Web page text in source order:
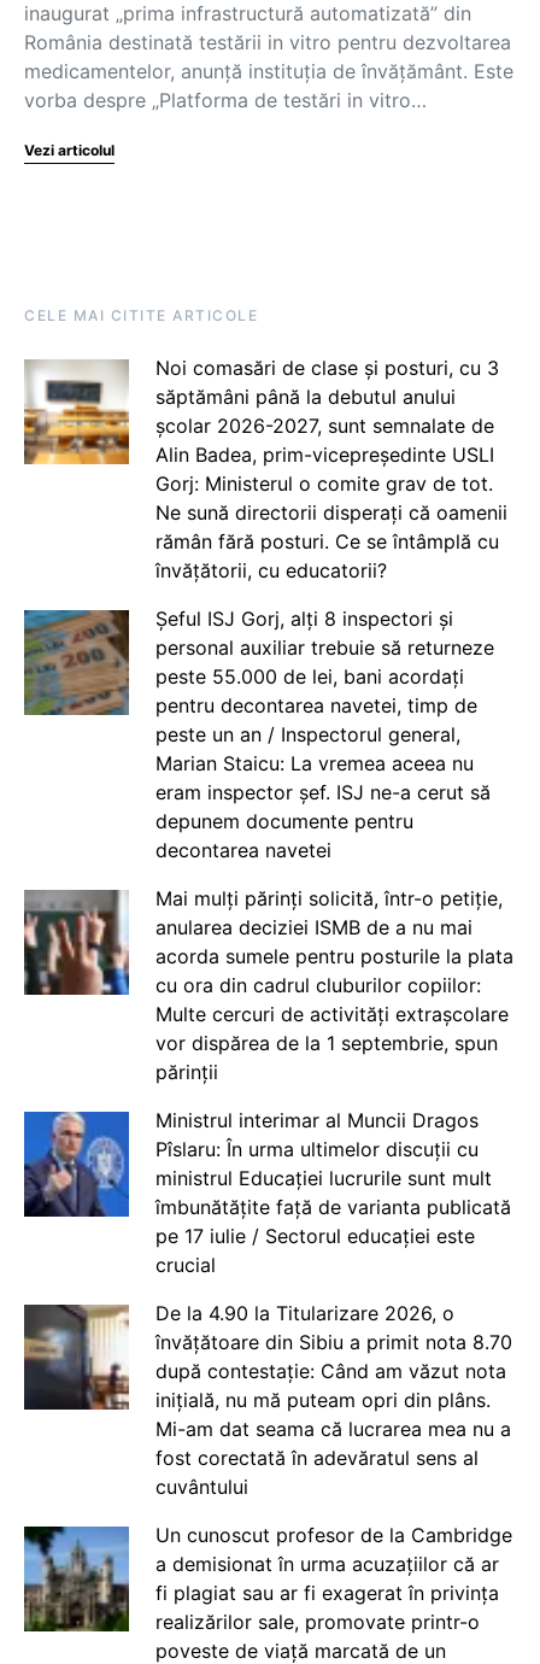
inaugurat „prima infrastructură automatizată” din
România destinată testării in vitro pentru dezvoltarea
medicamentelor, anunță instituția de învățământ. Este
vorba despre „Platforma de testări in vitro…
Vezi articolul
CELE MAI CITITE ARTICOLE
Noi comasări de clase și posturi, cu 3
săptămâni până la debutul anului
școlar 2026-2027, sunt semnalate de
Alin Badea, prim-vicepreședinte USLI
Gorj: Ministerul o comite grav de tot.
Ne sună directorii disperați că oamenii
rămân fără posturi. Ce se întâmplă cu
învățătorii, cu educatorii?
Șeful ISJ Gorj, alți 8 inspectori și
personal auxiliar trebuie să returneze
peste 55.000 de lei, bani acordați
pentru decontarea navetei, timp de
peste un an / Inspectorul general,
Marian Staicu: La vremea aceea nu
eram inspector șef. ISJ ne-a cerut să
depunem documente pentru
decontarea navetei
Mai mulți părinți solicită, într-o petiție,
anularea deciziei ISMB de a nu mai
acorda sumele pentru posturile la plata
cu ora din cadrul cluburilor copiilor:
Multe cercuri de activități extrașcolare
vor dispărea de la 1 septembrie, spun
părinții
Ministrul interimar al Muncii Dragos
Pîslaru: În urma ultimelor discuții cu
ministrul Educației lucrurile sunt mult
îmbunătățite față de varianta publicată
pe 17 iulie / Sectorul educației este
crucial
De la 4.90 la Titularizare 2026, o
învățătoare din Sibiu a primit nota 8.70
după contestație: Când am văzut nota
inițială, nu mă puteam opri din plâns.
Mi-am dat seama că lucrarea mea nu a
fost corectată în adevăratul sens al
cuvântului
Un cunoscut profesor de la Cambridge
a demisionat în urma acuzațiilor că ar
fi plagiat sau ar fi exagerat în privința
realizărilor sale, promovate printr-o
poveste de viață marcată de un